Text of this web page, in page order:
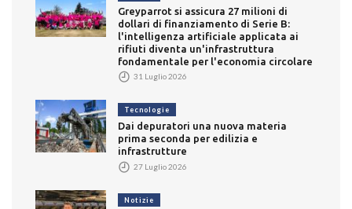
Greyparrot si assicura 27 milioni di
dollari di finanziamento di Serie B:
l'intelligenza artificiale applicata ai
rifiuti diventa un'infrastruttura
fondamentale per l'economia circolare
31 Luglio 2026
Tecnologie
Dai depuratori una nuova materia
prima seconda per edilizia e
infrastrutture
27 Luglio 2026
Notizie